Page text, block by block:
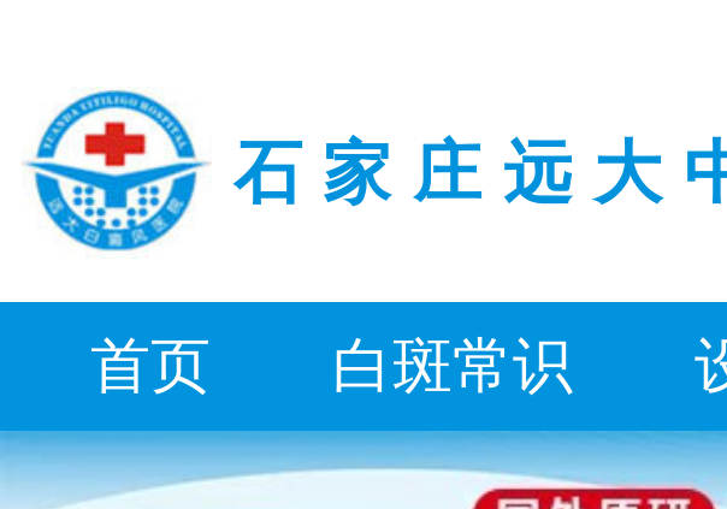
石家庄远大
首页 白斑常识